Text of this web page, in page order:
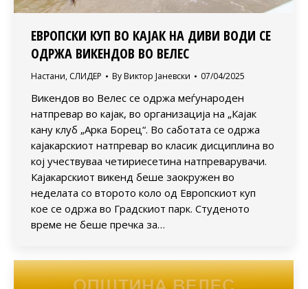
ЕВРОПСКИ КУП ВО КАЈАК НА ДИВИ ВОДИ СЕ
ОДРЖА ВИКЕНДОВ ВО ВЕЛЕС
Настани, СЛИДЕР By Виктор Јаневски 07/04/2025
Викендов во Велес се одржа меѓународен
натпревар во кајак, во организација на „Кајак
кану клуб „Арка Борец“. Во саботата се одржа
кајакарскиот натпревар во класик дисциплина во
кој учествуваа четириесетина натпреварувачи.
Кајакарскиот викенд беше заокружен во
неделата со второто коло од Европскиот куп
кое се одржа во Градскиот парк. Студеното
време не беше пречка за…